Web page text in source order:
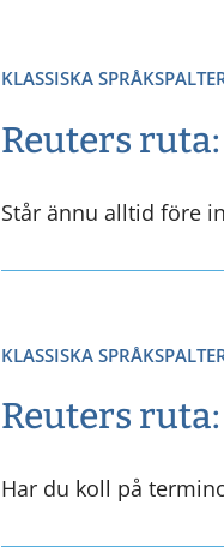
KLASSISKA
Reuters
Står ännu alltid före
KLASSISKA
Reuters
Har du koll på